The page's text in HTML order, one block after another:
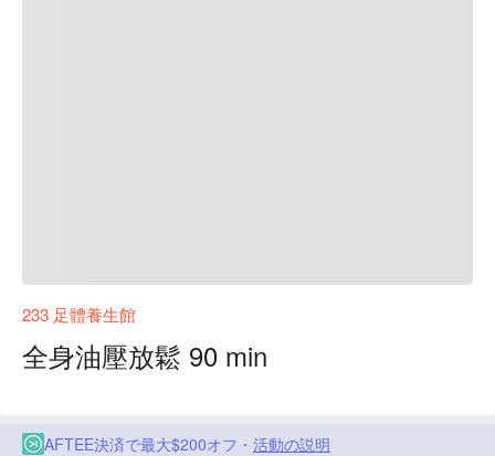
233 足體養生館
全身油壓放鬆 90 min
AFTEE決済で最大$200オフ・ 活動の説明